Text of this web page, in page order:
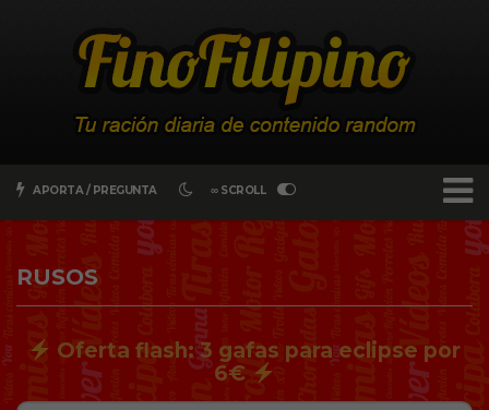
APORTA / PREGUNTA ∞ SCROLL
RUSOS
Oferta flash: 3 gafas para eclipse por
6€